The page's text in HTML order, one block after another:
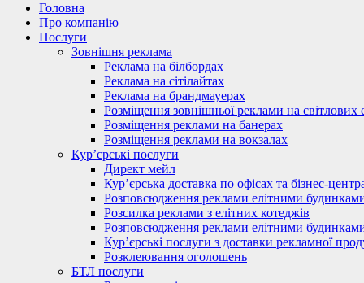
Головна
Про компанію
Послуги
Зовнішня реклама
Реклама на білбордах
Реклама на сітілайтах
Реклама на брандмауерах
Розміщення зовнішньої реклами на світлових
Розміщення реклами на банерах
Розміщення реклами на вокзалах
Кур’єрські послуги
Директ мейл
Кур’єрська доставка по офісах та бізнес-
Розповсюдження реклами елітними
Розсилка реклами з елітних котеджів
Розповсюдження реклами елітними
Кур’єрські послуги з доставки рекламної
Розклеювання оголошень
БТЛ послуги